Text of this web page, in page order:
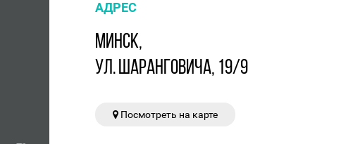
АДРЕС
МИНСК,
УЛ. ШАРАНГОВИЧА, 19/9
Посмотреть на карте